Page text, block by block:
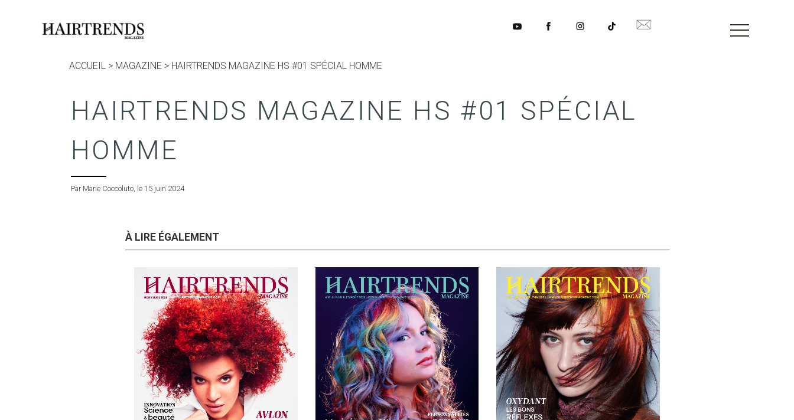
ACCUEIL > MAGAZINE > HAIRTRENDS MAGAZINE HS #01 SPÉCIAL HOMME
HAIRTRENDS MAGAZINE HS #01 SPÉCIAL
HOMME
Par Marie Coccoluto, le 15 juin 2024
À LIRE ÉGALEMENT